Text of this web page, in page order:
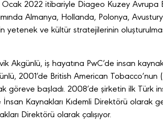
2022 itibariyle Diageo Kuzey Avrupa
Almanya, Hollanda, Polonya,
yetenek ve kültür stratejilerinin
Akgünlü, iş hayatına PwC’de insan
2001’de British American Tobacco’nun
göreve başladı. 2008’de şirketin ilk Türk
Kaynakları Kıdemli Direktörü olarak
Direktörü olarak çalışıyor.